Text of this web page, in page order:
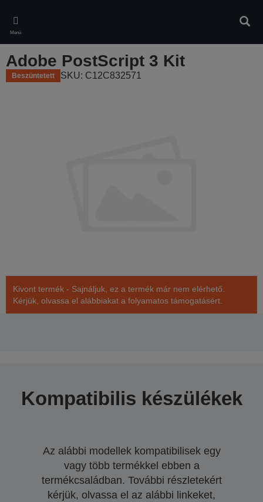
main
content
Menü
Adobe PostScript 3 Kit
Beszüntetett SKU: C12C832571
Kivont termék - Sajnáljuk, ez a termék már nem elérhető.
Kérjük, olvassa el alábbiakat a folyamatos támogatásért.
Kompatibilis készülékek
Az alábbi modellek kompatibilisek egy
vagy több termékkel ebben a
termékcsaládban. További részletekért
kérjük, olvassa el az alábbi linkeket,